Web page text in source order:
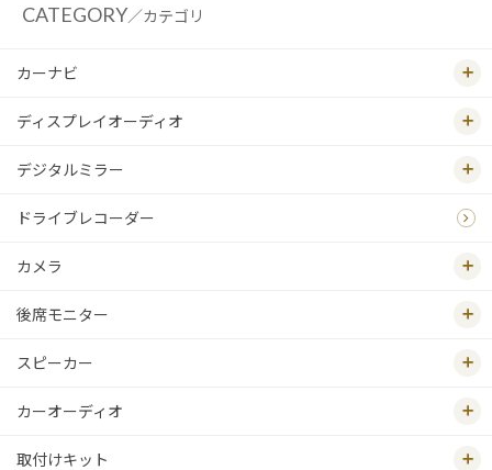
CATEGORY／カテゴリ
カーナビ
ディスプレイオーディオ
デジタルミラー
ドライブレコーダー
カメラ
後席モニター
スピーカー
カーオーディオ
取付けキット